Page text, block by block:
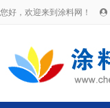
您好，欢迎来到涂料网！ 